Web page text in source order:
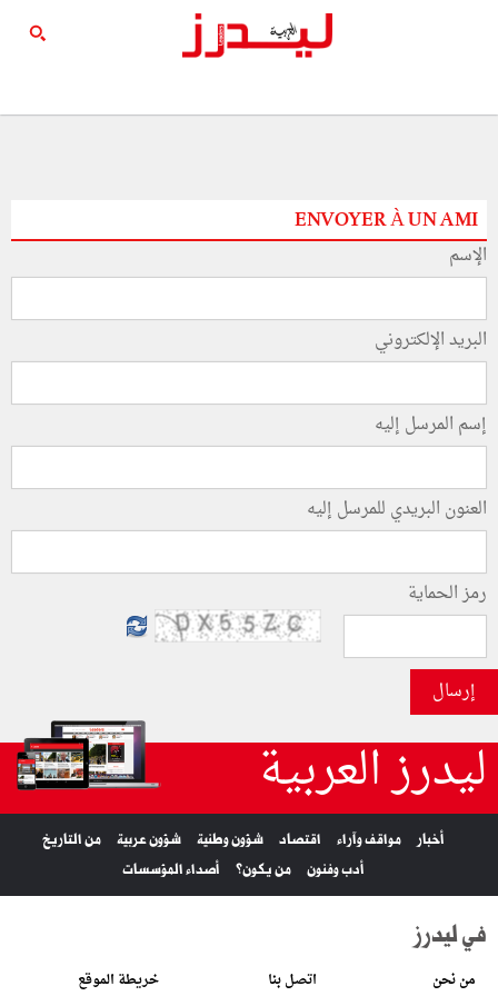
ENVOYER À UN AMI
الإسم
البريد الإلكتروني
إسم المرسل إليه
العنون البريدي للمرسل إليه
رمز الحماية
إرسال
ليدرز العربية
أخبار مواقف وآراء اقتصاد شؤون وطنية شؤون عربية
من التاريخ
أدب وفنون
من يكون؟ أصداء المؤسسات
في ليدرز
من نحن اتصل بنا خريطة الموقع